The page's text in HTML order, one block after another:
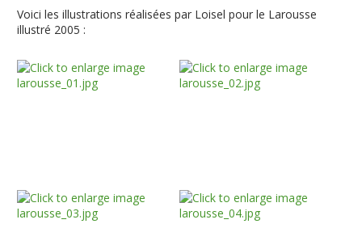
Voici les illustrations réalisées par Loisel pour le Larousse
illustré 2005 :